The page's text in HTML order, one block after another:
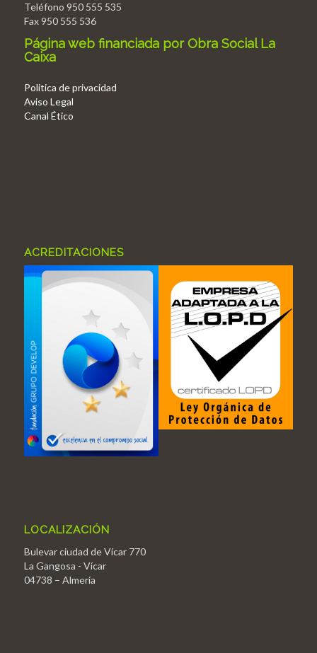
Teléfono 950 555 535
Fax 950 555 536
Página web financiada por Obra Social La
Caixa
Politica de privacidad
Aviso Legal
Canal Ético
ACREDITACIONES
LOCALIZACIÓN
Bulevar ciudad de Vícar 770
La Gangosa - Vícar
04738 – Almería